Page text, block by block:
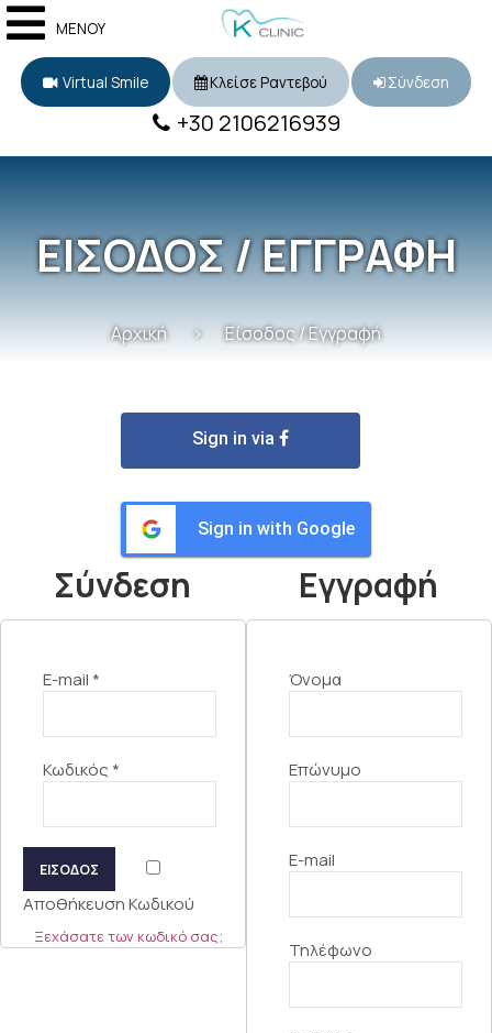
ΜΕΝΟΥ
Virtual Smile Κλείσε Ραντεβού Σύνδεση
+30 2106216939
ΕΙΣΟΔΟΣ / ΕΓΓΡΑΦΗ
Αρχική Είσοδος / Εγγραφή
Sign in via
Sign in with Google
Σύνδεση
E-mail *
Κωδικός *
ΕΙΣΟΔΟΣ
Αποθήκευση Κωδικού
Ξεχάσατε των κωδικό σας;
Εγγραφή
Όνομα
Επώνυμο
E-mail
Τηλέφωνο